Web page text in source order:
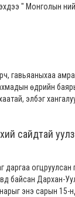
" Монголын
гавьяаныхаа
өдрийн
элбэг
сайдтай
огцруулсан
байсан Дархан-
энэ сарын 15-